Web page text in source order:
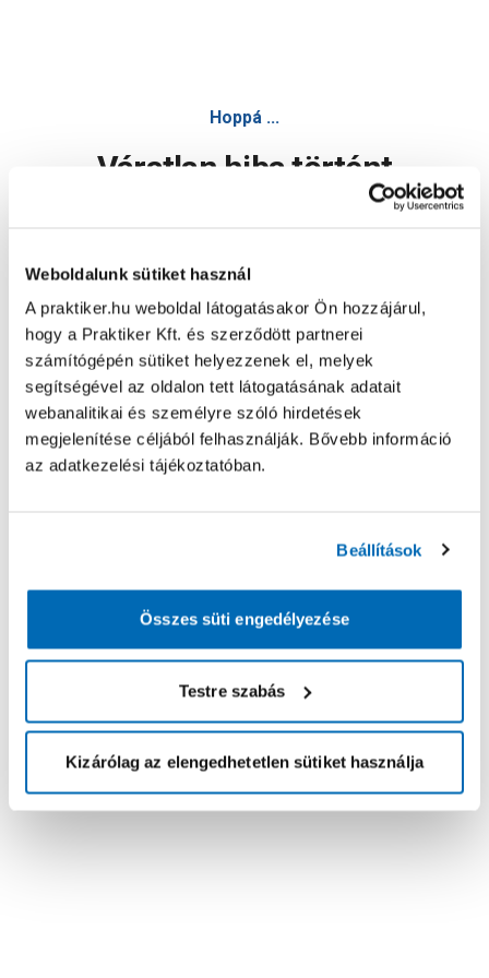
Weboldalunk sütiket használ
A praktiker.hu weboldal látogatásakor Ön hozzájárul,
hogy a Praktiker Kft. és szerződött partnerei
számítógépén sütiket helyezzenek el, melyek
segítségével az oldalon tett látogatásának adatait
webanalitikai és személyre szóló hirdetések
megjelenítése céljából felhasználják. Bővebb információ
az adatkezelési tájékoztatóban.
Beállítások
Összes süti engedélyezése
Testre szabás
Kizárólag az elengedhetetlen sütiket használja
Hoppá ...
Váratlan hiba történt
Oldal újratöltése